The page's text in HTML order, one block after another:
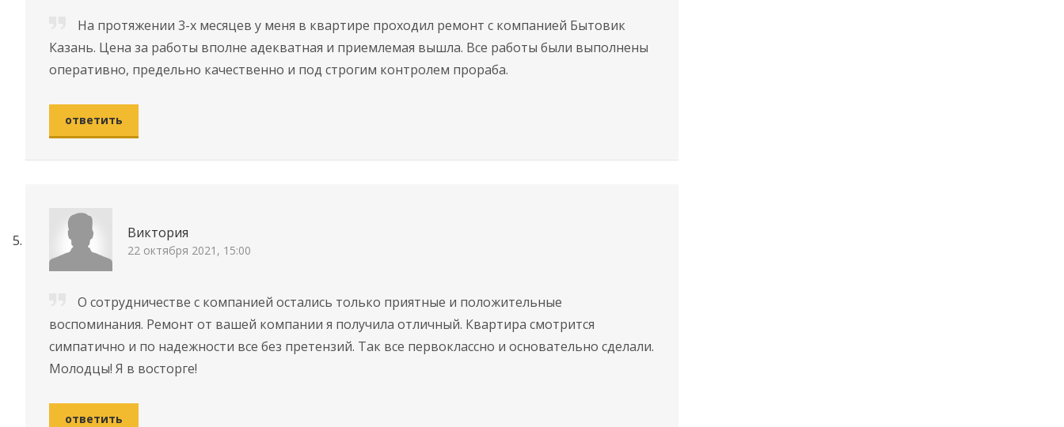
На протяжении 3-х месяцев у меня в квартире проходил ремонт с компанией Бытовик
Казань. Цена за работы вполне адекватная и приемлемая вышла. Все работы были выполнены
оперативно, предельно качественно и под строгим контролем прораба.
ответить
Виктория
22 октября 2021, 15:00
О сотрудничестве с компанией остались только приятные и положительные
воспоминания. Ремонт от вашей компании я получила отличный. Квартира смотрится
симпатично и по надежности все без претензий. Так все первоклассно и основательно сделали.
Молодцы! Я в восторге!
ответить